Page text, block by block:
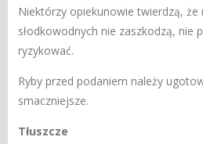
Niektórzy opiekunowie twierdzą, że
słodkowodnych nie zaszkodzą, nie
ryzykować.
Ryby przed podaniem należy
smaczniejsze.
Tłuszcze